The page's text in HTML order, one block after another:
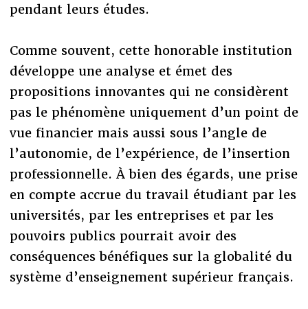
pendant leurs études.
Comme souvent, cette honorable institution
développe une analyse et émet des
propositions innovantes qui ne considèrent
pas le phénomène uniquement d’un point de
vue financier mais aussi sous l’angle de
l’autonomie, de l’expérience, de l’insertion
professionnelle. À bien des égards, une prise
en compte accrue du travail étudiant par les
universités, par les entreprises et par les
pouvoirs publics pourrait avoir des
conséquences bénéfiques sur la globalité du
système d’enseignement supérieur français.